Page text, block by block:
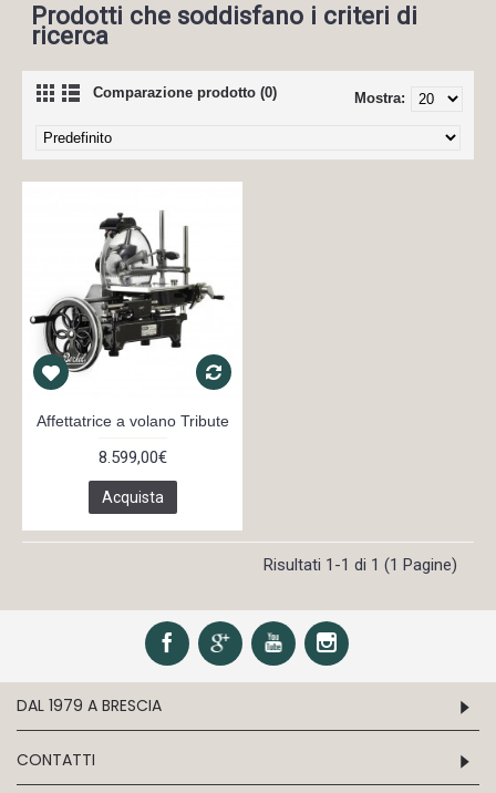
Prodotti che soddisfano i criteri di
ricerca
Comparazione prodotto (0) Mostra:
Affettatrice a volano Tribute
8.599,00€
Acquista
Risultati 1-1 di 1 (1 Pagine)
DAL 1979 A BRESCIA
CONTATTI